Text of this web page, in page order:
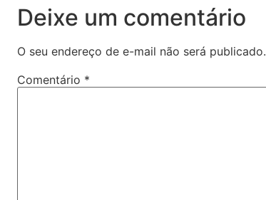
Deixe um comentário
O seu endereço de e-mail não será publicado.
Comentário *